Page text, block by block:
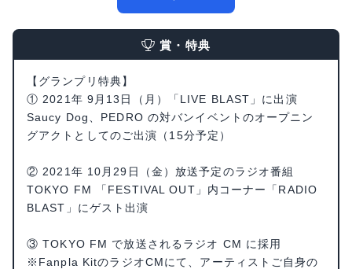
賞・特典
【グランプリ特典】
① 2021年 9月13日（月）「LIVE BLAST」に出演
Saucy Dog、PEDRO の対バンイベントのオープニン
グアクトとしてのご出演（15分予定）
② 2021年 10月29日（金）放送予定のラジオ番組
TOKYO FM 「FESTIVAL OUT」内コーナー「RADIO
BLAST」にゲスト出演
③ TOKYO FM で放送されるラジオ CM に採用
※Fanpla KitのラジオCMにて、アーティストご自身の